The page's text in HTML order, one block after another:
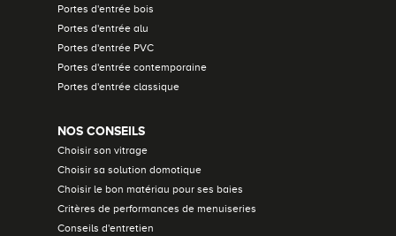
Portes d'entrée bois
Portes d'entrée alu
Portes d'entrée PVC
Portes d'entrée contemporaine
Portes d'entrée classique
NOS CONSEILS
Choisir son vitrage
Choisir sa solution domotique
Choisir le bon matériau pour ses baies
Critères de performances de menuiseries
Conseils d'entretien